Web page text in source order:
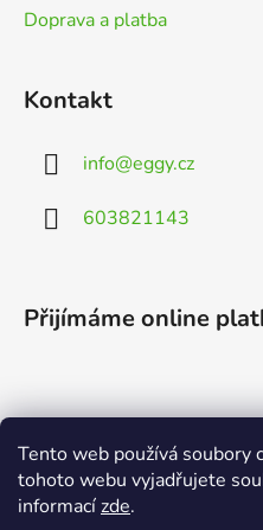
Tento web používá soubory
tohoto webu vyjadřujete
informacízde.
Doprava a platba
Kontakt
info@eggy.cz
603821143
Přijímáme online
Vyhledávání